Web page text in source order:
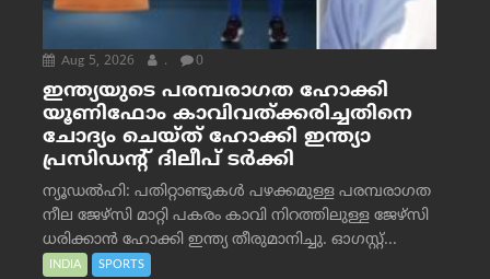
Aug 5, 2026 . 0
ഇന്ത്യയുടെ പരമ്പരാഗത ഹോക്കി
യൂണിഫോം കാവിവത്ക്കരിച്ചതിനെ
ചോദ്യം ചെയ്ത് ഹോക്കി ഇന്ത്യാ
പ്രസിഡന്റ് ദിലീപ് ടര്‍ക്കി
ന്യൂഡൽഹി: പതിറ്റാണ്ടുകൾ പഴക്കമുള്ള പരമ്പരാഗത
നീല ജേഴ്‌സി മാറ്റി പകരം കാവി നിറത്തിലുള്ള ജേഴ്‌സി
ധരിക്കാൻ ഹോക്കി ഇന്ത്യ തീരുമാനിച്ചു. ഓഗസ്റ്റ്...
INDIA SPORTS